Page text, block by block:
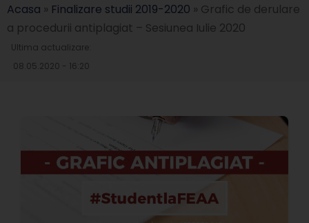
Acasa » Finalizare studii 2019-2020 » Grafic de derulare
a procedurii antiplagiat – Sesiunea Iulie 2020
Ultima actualizare:
08.05.2020 - 16:20